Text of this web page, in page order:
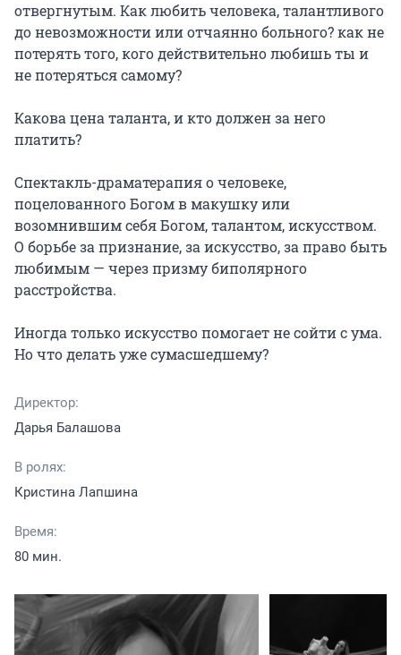
отвергнутым. Как любить человека, талантливого
до невозможности или отчаянно больного? как не
потерять того, кого действительно любишь ты и
не потеряться самому?
Какова цена таланта, и кто должен за него
платить?
Спектакль-драматерапия о человеке,
поцелованного Богом в макушку или
возомнившим себя Богом, талантом, искусством.
О борьбе за признание, за искусство, за право быть
любимым — через призму биполярного
расстройства.
Иногда только искусство помогает не сойти с ума.
Но что делать уже сумасшедшему?
Директор:
Дарья Балашова
В ролях:
Кристина Лапшина
Время:
80 мин.